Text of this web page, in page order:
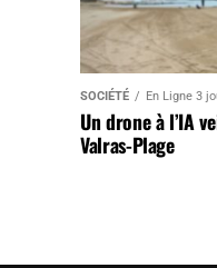
SOCIÉTÉ En Ligne 3
Un drone à l’IA
Valras-Plage